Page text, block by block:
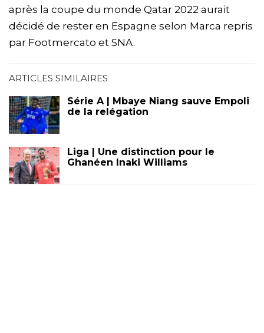
après la coupe du monde Qatar 2022 aurait
décidé de rester en Espagne selon Marca repris
par Footmercato et SNA.
ARTICLES SIMILAIRES
Série A | Mbaye Niang sauve Empoli
de la relégation
Liga | Une distinction pour le
Ghanéen Inaki Williams